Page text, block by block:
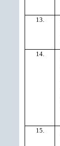
13.
14.
15.